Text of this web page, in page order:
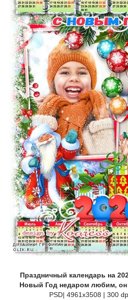
Праздничный календарь на
Новый Год недаром любим, он
PSD| 4961x3508 | 300